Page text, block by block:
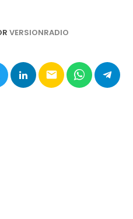
VERSIONRADIO
email